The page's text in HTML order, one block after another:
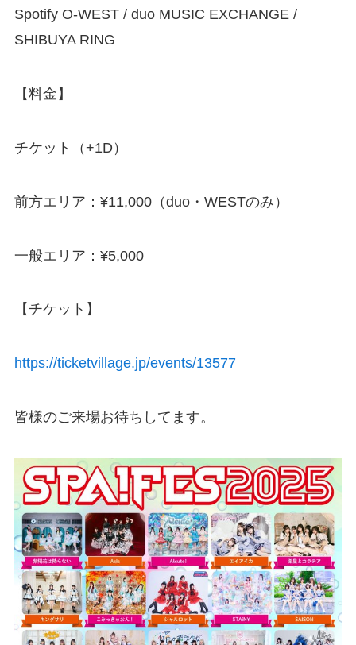
Spotify O-WEST / duo MUSIC EXCHANGE /
SHIBUYA RING
【料金】
チケット（+1D）
前方エリア：¥11,000（duo・WESTのみ）
一般エリア：¥5,000
【チケット】
https://ticketvillage.jp/events/13577
皆様のご来場お待ちしてます。